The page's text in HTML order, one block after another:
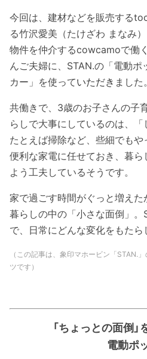
今回は、建材などを販売する
る竹沢愛美（たけざわ まなみ
物件を仲介するcowcamoで働
んご夫婦に、STAN.の「電動
カー」を使っていただき ました。
共働きで、3歳のお子さんの子
らしで大事にしているのは、「
たとえば掃除など、些細でもや
便利な家電に任せておき、暮
よう工夫しているそうです。
家で過ごす時間がぐっと増え
暮らしの中の「小さな面倒」。
で、日常にどんな変化をもたら
（この記事は、象印マホービン「STAN.
ツです）
「ちょっとの面倒
電動ポ